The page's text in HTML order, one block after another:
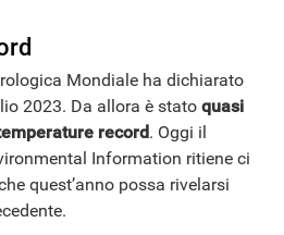
Mondiale ha dichiarato
2023. Da allora è stato quasi
record. Oggi il
Information ritiene ci
quest’anno possa rivelarsi